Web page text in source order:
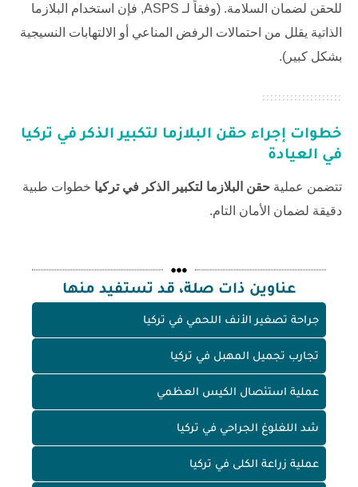
للحقن لضمان السلامة. (وفقاً لـ ASPS, فإن استخدام البلازما
الذاتية يقلل من احتمالات الرفض المناعي أو الالتهابات النسيجية
بشكل كبير).
خطوات إجراء حقن البلازما لتكبير الذكر في تركيا
في العيادة
تتضمن عملية حقن البلازما لتكبير الذكر في تركيا خطوات طبية
دقيقة لضمان الأمان التام.
عناوين ذات صلة، قد تستفيد منها
جراحة تصغير الأنف اللحمي في تركيا
تجارب تجميل المهبل في تركيا
عملية استئصال الكيس العظمي
شد اللغلوغ الجراحي في تركيا
عملية زراعة الكلى في تركيا